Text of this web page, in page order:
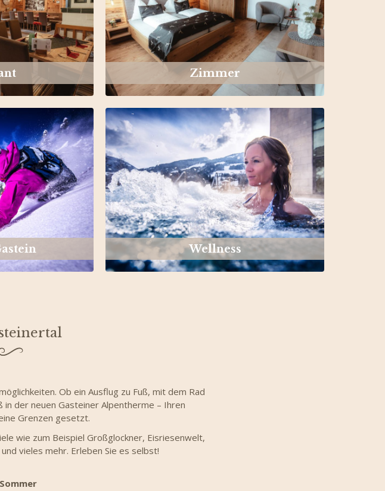
Zimmer
Wellness
Ob ein Ausflug zu Fuß, mit dem Rad
der neuen Gasteiner Alpentherme – Ihren
Grenzen gesetzt.
wie zum Beispiel Großglockner, Eisriesenwelt,
vieles mehr. Erleben Sie es selbst!